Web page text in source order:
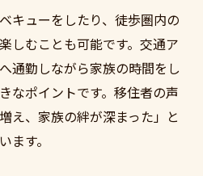
り近くて広い小田原に住
選びのコツ
り近くて広い小田原に住
暮らす方法
り近くて広い小田原に住
ィ面も安心
キューをしたり、徒歩圏内の
しむことも可能です。交通ア
通勤しながら家族の時間をし
なポイントです。移住者の声
え、家族の絆が深まった」と
ます。